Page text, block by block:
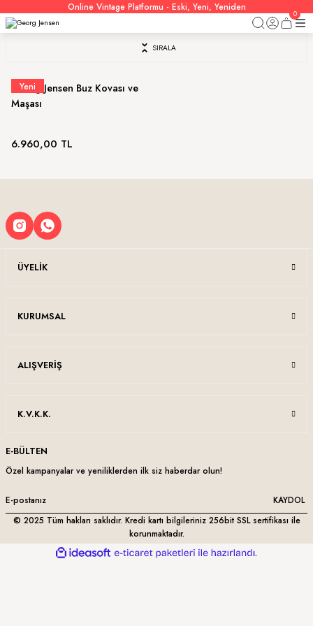
Online Vintage Platformu - Eski, Yeni, Yeniden
0
SIRALA
Yeni
Georg Jensen Buz Kovası ve
Maşası
6.960,00 TL
ÜYELIK
KURUMSAL
ALIŞVERIŞ
K.V.K.K.
E-BÜLTEN
Özel kampanyalar ve yeniliklerden ilk siz haberdar olun!
KAYDOL
© 2025 Tüm hakları saklıdır. Kredi kartı bilgileriniz 256bit SSL sertifikası ile
korunmaktadır.
ideasoft
e-